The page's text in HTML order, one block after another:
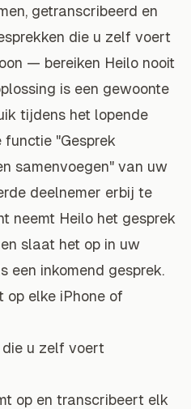
getranscribeerd en
die u zelf voert
— bereiken Heilo nooit
is een gewoonte
tijdens het lopende
"Gesprek
samenvoegen" van uw
deelnemer erbij te
neemt Heilo het gesprek
slaat het op in uw
een inkomend gesprek.
elke iPhone of
die u zelf voert
op en transcribeert elk